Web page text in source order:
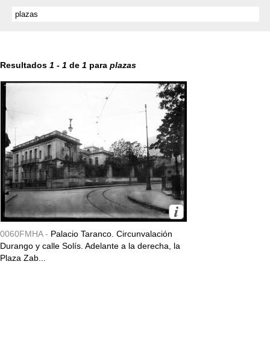
Resultados 1 - 1 de 1 para plazas
0060FMHA - Palacio Taranco. Circunvalación
Durango y calle Solís. Adelante a la derecha, la
Plaza Zab...